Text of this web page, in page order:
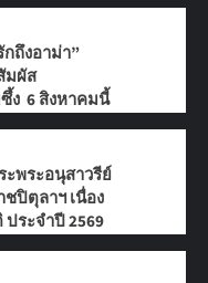
กถึงอาม่า”
มผัส
ง 6 สิงหาคมนี้
ะพระอนุสาวรีย์
ปิตุลาฯ เนื่อง
ระจำปี 2569